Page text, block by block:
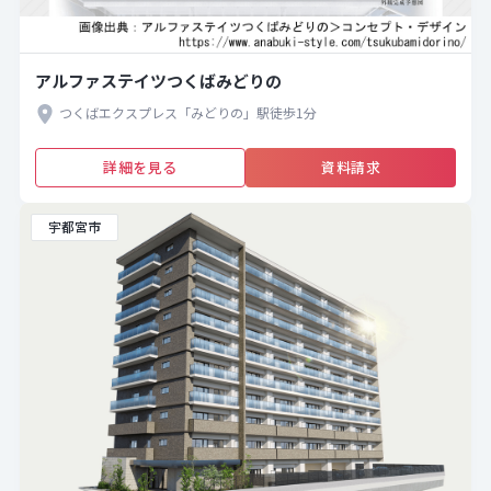
アルファステイツつくばみどりの
つくばエクスプレス「みどりの」駅徒歩1分
詳細を見る 資料請求
宇都宮市